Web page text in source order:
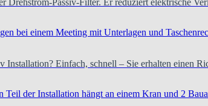
Drehstrom-Passiv-Filter. Er reduziert elektrische
Einfach, schnell – Sie erhalten einen